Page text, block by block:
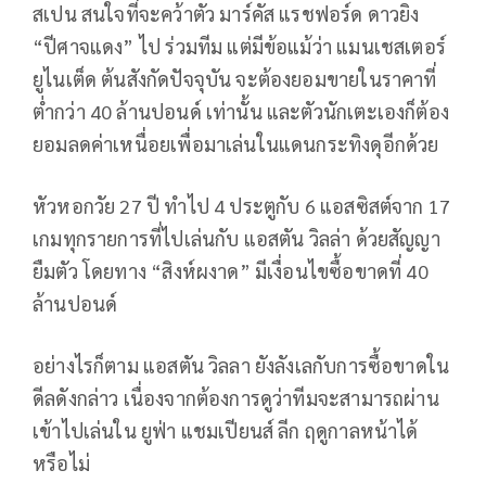
สเปน สนใจที่จะคว้าตัว มาร์คัส แรชฟอร์ด ดาวยิง
“ปีศาจแดง” ไป ร่วมทีม แต่มีข้อแม้ว่า แมนเชสเตอร์
ยูไนเต็ด ต้นสังกัดปัจจุบัน จะต้องยอมขายในราคาที่
ต่ำกว่า 40 ล้านปอนด์ เท่านั้น และตัวนักเตะเองก็ต้อง
ยอมลดค่าเหนื่อยเพื่อมาเล่นในแดนกระทิงดุอีกด้วย
หัวหอกวัย 27 ปี ทำไป 4 ประตูกับ 6 แอสซิสต์จาก 17
เกมทุกรายการที่ไปเล่นกับ แอสตัน วิลล่า ด้วยสัญญา
ยืมตัว โดยทาง “สิงห์ผงาด” มีเงื่อนไขซื้อขาดที่ 40
ล้านปอนด์
อย่างไรก็ตาม แอสตัน วิลลา ยังลังเลกับการซื้อขาดใน
ดีลดังกล่าว เนื่องจากต้องการดูว่าทีมจะสามารถผ่าน
เข้าไปเล่นใน ยูฟ่า แชมเปียนส์ ลีก ฤดูกาลหน้าได้
หรือไม่